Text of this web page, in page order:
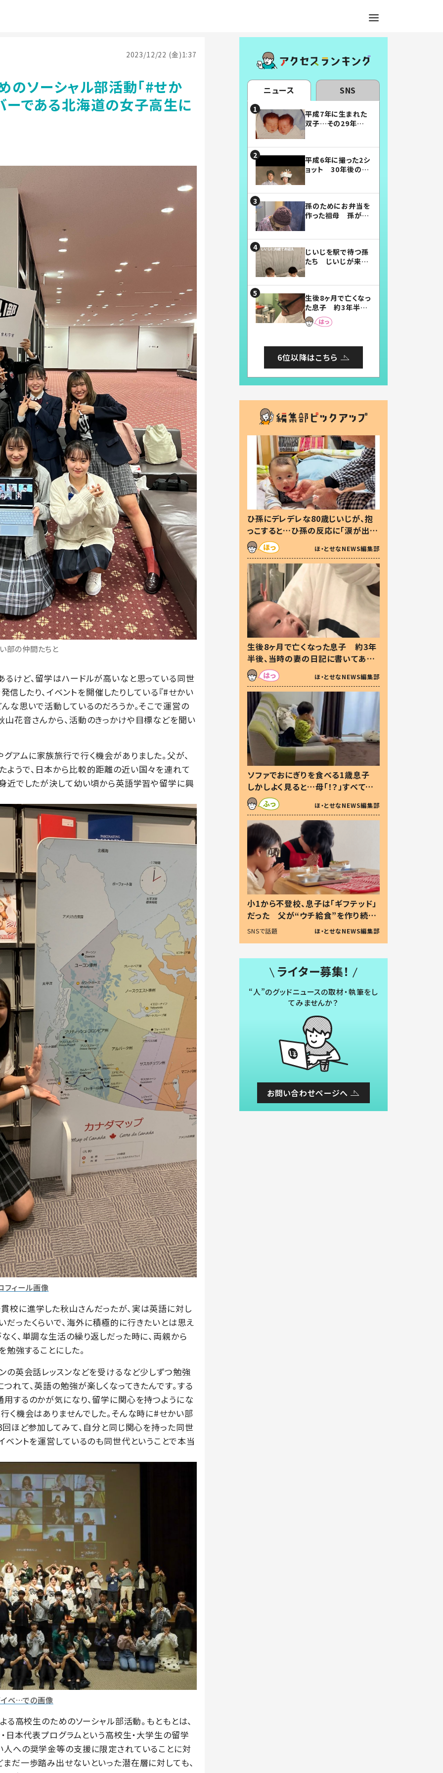
2023/12/22 (金)1:37
のソーシャル部活動「#せか
ーである北海道の女子高生に
部の仲間たちと
けど、留学はハードルが高いなと思っている同世
したり、イベントを開催したりしている『#せかい
な思いで活動しているのだろうか。そこで運営の
花音さんから、活動のきっかけや目標などを聞い
アムに家族旅行で行く機会がありました。父が、
ようで、日本から比較的距離の近い国々を連れて
近でしたが決して幼い頃から英語学習や留学に興
フィール画像
校に進学した秋山さんだったが、実は英語に対し
ったくらいで、海外に積極的に行きたいとは思え
く、単調な生活の繰り返しだった時に、両親から
勉強することにした。
の英会話レッスンなどを受けるなど少しずつ勉強
れて、英語の勉強が楽しくなってきたんです。する
するのかが気になり、留学に関心を持つようにな
く機会はありませんでした。そんな時に#せかい部
ほど参加してみて、自分と同じ関心を持った同世
ベントを運営しているのも同世代ということで本当
ベ…での画像
高校生のためのソーシャル部活動。もともとは、
日本代表プログラムという高校生・大学生の留学
人への奨学金等の支援に限定されていることに対
だ一歩踏み出せないといった潜在層に対しても、
ニュース SNS
平成7年に生まれた
双子…その29年後
平成6年に撮った2シ
ョット 30年後の姿
孫のためにお弁当を
作った祖母 孫が絶
じいじを駅で待つ孫
たち じいじが来た
まらない」「幸せにな
れる」
生後8ヶ月で亡くなっ
た息子 約3年半
後、当時の妻の日記
に書いてあった本音
6位以降はこちら
ひ孫にデレデレな80歳じいじが、抱
っこすると…ひ孫の反応に「涙が出ま
した」「可愛くて仕方ない」
ほ・とせなNEWS編集部
生後8ヶ月で亡くなった息子 約3年
半後、当時の妻の日記に書いてあっ
た本音とは
ほ・とせなNEWS編集部
ソファでおにぎりを食べる1歳息子
しかしよく見ると…母「！？」すべてを
察した母の投稿に「可愛いから許
す！」「現行犯〜」
ほ・とせなNEWS編集部
小1から不登校、息子は「ギフテッド」
だった 父が“ウチ給食”を作り続け
る理由とは #令和の親 #令和の子
SNSで話題 ほ・とせなNEWS編集部
ライター募集！
“人”のグッドニュースの取材・執筆をし
てみませんか？
お問い合わせページへ